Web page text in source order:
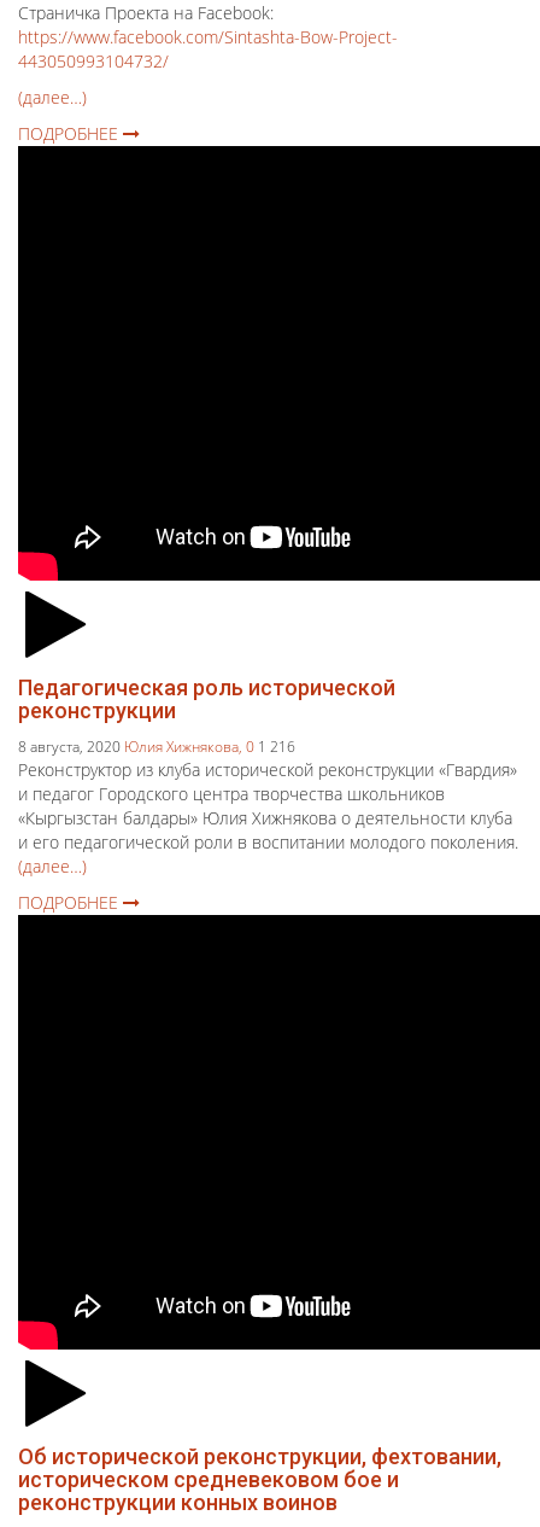
Страничка Проекта на Facebook:
https://www.facebook.com/Sintashta-Bow-Project-
443050993104732/
(далее…)
ПОДРОБНЕЕ
Педагогическая роль исторической
реконструкции
8 августа, 2020 Юлия Хижнякова, 0 1 216
Реконструктор из клуба исторической реконструкции «Гвардия»
и педагог Городского центра творчества школьников
«Кыргызстан балдары» Юлия Хижнякова о деятельности клуба
и его педагогической роли в воспитании молодого поколения.
(далее…)
ПОДРОБНЕЕ
Об исторической реконструкции, фехтовании,
историческом средневековом бое и
реконструкции конных воинов